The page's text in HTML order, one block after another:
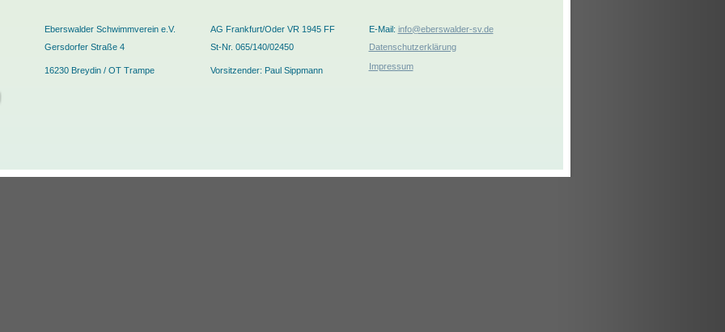
Eberswalder Schwimmverein e.V. AG Frankfurt/Oder VR 1945 FF E-Mail: info@eberswalder-sv.de
Gersdorfer Straße 4
St-Nr. 065/140/02450 Datenschutzerklärung
16230 Breydin / OT Trampe Vorsitzender: Paul Sippmann Impressum